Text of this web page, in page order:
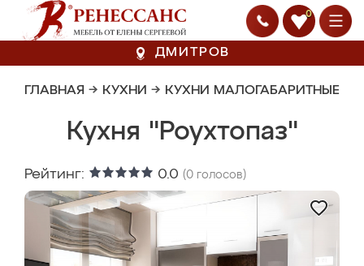
0
ДМИТРОВ
ГЛАВНАЯ → КУХНИ → КУХНИ МАЛОГАБАРИТНЫЕ
Кухня "Роухтопаз"
Рейтинг: 0.0 (0 голосов)